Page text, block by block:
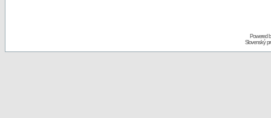
Powered
Slovenský